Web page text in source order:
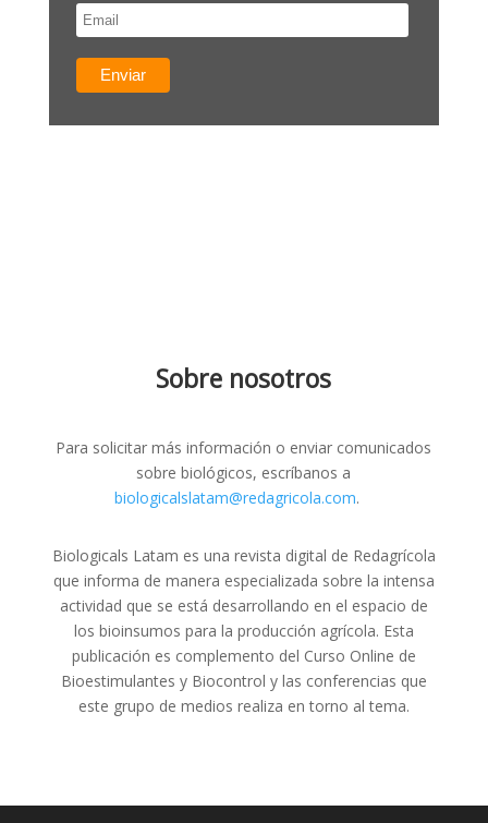
Sobre nosotros
Para solicitar más información o enviar comunicados
sobre biológicos, escríbanos a
biologicalslatam@redagricola.com.
Biologicals Latam es una revista digital de Redagrícola
que informa de manera especializada sobre la intensa
actividad que se está desarrollando en el espacio de
los bioinsumos para la producción agrícola. Esta
publicación es complemento del Curso Online de
Bioestimulantes y Biocontrol y las conferencias que
este grupo de medios realiza en torno al tema.